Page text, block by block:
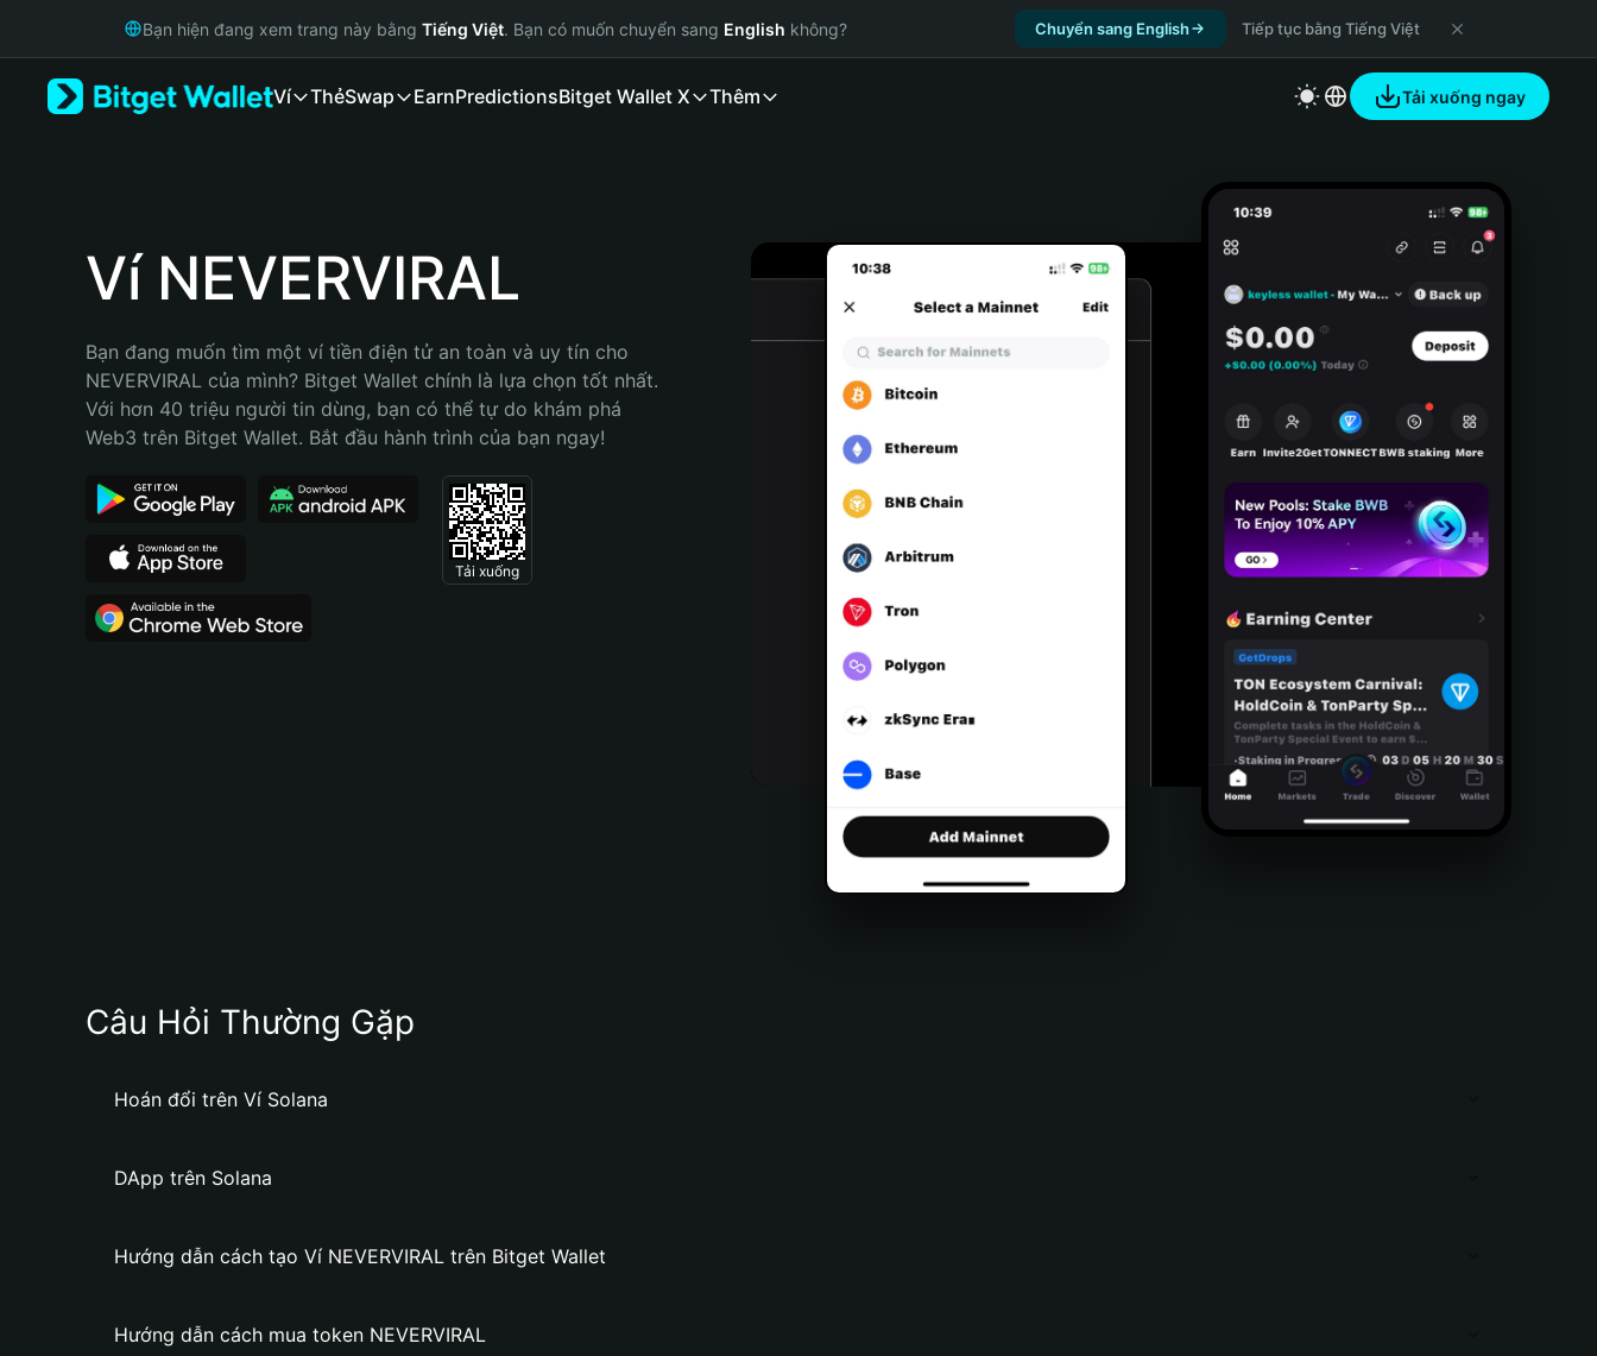
Русский
Bahasa Indonesia
Português (Brasil)
Bạn hiện đang xem trang này bằng Tiếng Việt. Bạn có muốn chuyển sang English không? Chuyển sang English Tiếp tục bằng Tiếng Việt
Ví ThẻSwap EarnPredictionsBitget Wallet X Thêm Tải xuống ngay
Ví NEVERVIRAL
Bạn đang muốn tìm một ví tiền điện tử an toàn và uy tín cho
NEVERVIRAL của mình? Bitget Wallet chính là lựa chọn tốt nhất.
Với hơn 40 triệu người tin dùng, bạn có thể tự do khám phá
Web3 trên Bitget Wallet. Bắt đầu hành trình của bạn ngay!
Tải xuống
Câu Hỏi Thường Gặp
Hoán đổi trên Ví Solana
DApp trên Solana
Hướng dẫn cách tạo Ví NEVERVIRAL trên Bitget Wallet
Hướng dẫn cách mua token NEVERVIRAL